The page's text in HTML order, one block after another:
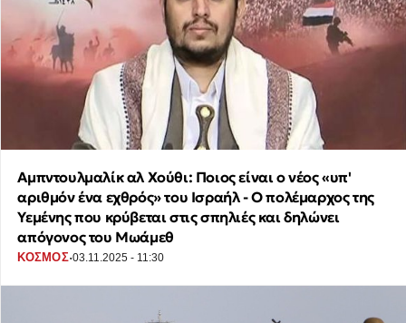
Αμπντουλμαλίκ αλ Χούθι: Ποιος είναι ο νέος «υπ'
αριθμόν ένα εχθρός» του Ισραήλ - Ο πολέμαρχος της
Υεμένης που κρύβεται στις σπηλιές και δηλώνει
απόγονος του Μωάμεθ
ΚΟΣΜΟΣ·03.11.2025 - 11:30